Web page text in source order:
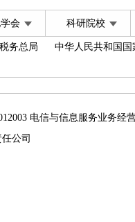
会 科研院校
务总局 中华人民共和国
电信与信息服务业务经
公司